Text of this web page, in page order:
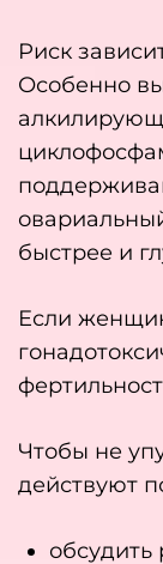
Риск
Особенно
быстрее и
Если
Чтобы не
действуют
обсудить